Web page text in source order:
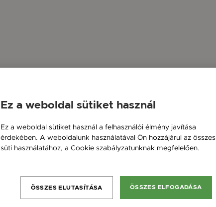
Ez a weboldal sütiket használ
Ez a weboldal sütiket használ a felhasználói élmény javítása
érdekében. A weboldalunk használatával Ön hozzájárul az összes
süti használatához, a Cookie szabályzatunknak megfelelően.
ÖSSZES ELFOGADÁSA
ÖSSZES ELUTASÍTÁSA